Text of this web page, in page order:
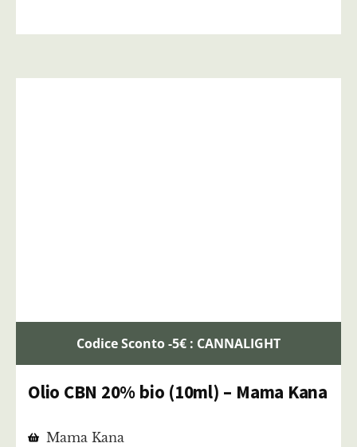
Codice Sconto -5€ : CANNALIGHT
Olio CBN 20% bio (10ml) – Mama Kana
Mama Kana